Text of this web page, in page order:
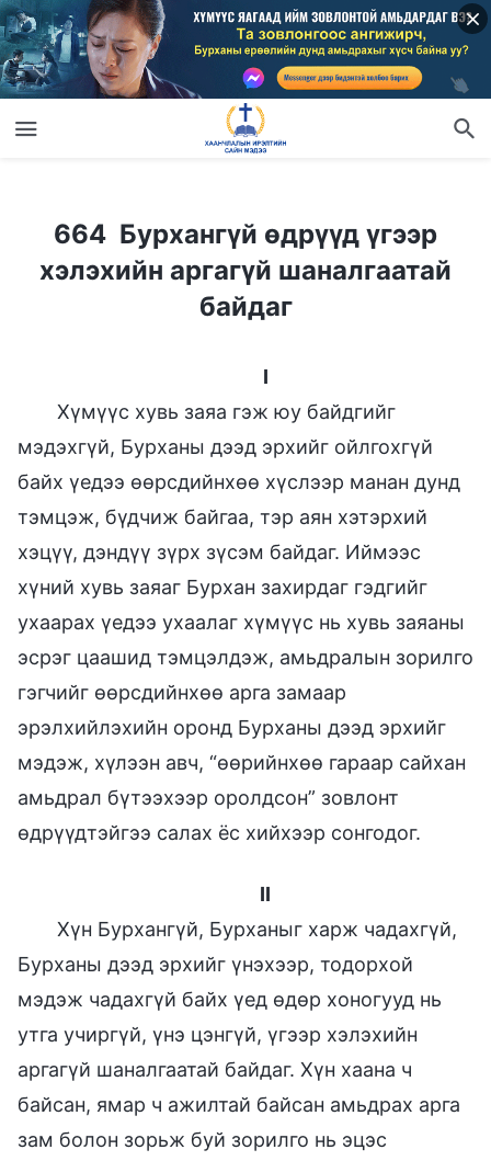
664 Бурхангүй өдрүүд үгээр
хэлэхийн аргагүй шаналгаатай
байдаг
I
Хүмүүс хувь заяа гэж юу байдгийг
мэдэхгүй, Бурханы дээд эрхийг ойлгохгүй
байх үедээ өөрсдийнхөө хүслээр манан дунд
тэмцэж, бүдчиж байгаа, тэр аян хэтэрхий
хэцүү, дэндүү зүрх зүсэм байдаг. Иймээс
хүний хувь заяаг Бурхан захирдаг гэдгийг
ухаарах үедээ ухаалаг хүмүүс нь хувь заяаны
эсрэг цаашид тэмцэлдэж, амьдралын зорилго
гэгчийг өөрсдийнхөө арга замаар
эрэлхийлэхийн оронд Бурханы дээд эрхийг
мэдэж, хүлээн авч, “өөрийнхөө гараар сайхан
амьдрал бүтээхээр оролдсон” зовлонт
өдрүүдтэйгээ салах ёс хийхээр сонгодог.
II
Хүн Бурхангүй, Бурханыг харж чадахгүй,
Бурханы дээд эрхийг үнэхээр, тодорхой
мэдэж чадахгүй байх үед өдөр хоногууд нь
утга учиргүй, үнэ цэнгүй, үгээр хэлэхийн
аргагүй шаналгаатай байдаг. Хүн хаана ч
байсан, ямар ч ажилтай байсан амьдрах арга
зам болон зорьж буй зорилго нь эцэс